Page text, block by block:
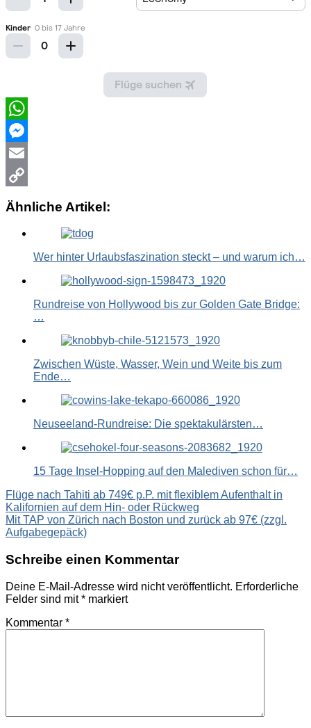
WhatsApp
Messenger
Email
Ähnliche Artikel:
Wer hinter Urlaubsfaszination steckt – und warum ich…
Rundreise von Hollywood bis zur Golden Gate Bridge:
…
Zwischen Wüste, Wasser, Wein und Weite bis zum
Ende…
Neuseeland-Rundreise: Die spektakulärsten…
15 Tage Insel-Hopping auf den Malediven schon für…
Beitragsnavigation
Flüge nach Tahiti ab 749€ p.P. mit flexiblem Aufenthalt in
Kalifornien auf dem Hin- oder Rückweg
Mit TAP von Zürich nach Boston und zurück ab 97€ (zzgl.
Aufgabegepäck)
Schreibe einen Kommentar
Deine E-Mail-Adresse wird nicht veröffentlicht. Erforderliche
Felder sind mit* markiert
Kommentar *